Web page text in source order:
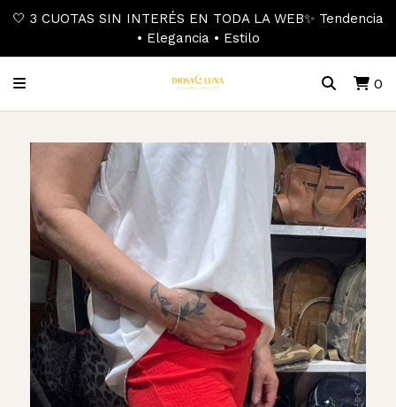
🤍 3 CUOTAS SIN INTERÉS EN TODA LA WEB✨ Tendencia
• Elegancia • Estilo
0